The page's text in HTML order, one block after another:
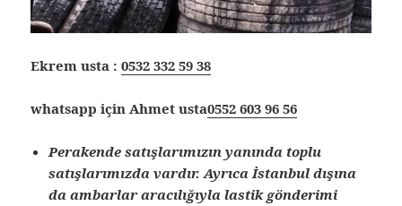
Ekrem usta :0532 332 59 38
whatsapp için Ahmet usta0552 603 96 56
Perakende satışlarımızın yanında toplu
satışlarımızda vardır. Ayrıca İstanbul dışına
da ambarlar aracılığıyla lastik gönderimi